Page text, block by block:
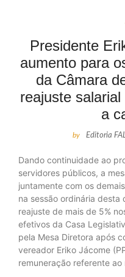
Presidente
aumento para
da Câmara
reajuste
a
by Editoria
Dando continuidade ao
servidores públicos, a
juntamente com os
na sessão ordinária
reajuste de mais de 5%
efetivos da Casa
pela Mesa Diretora após
vereador Eriko Jácome
remuneração referente